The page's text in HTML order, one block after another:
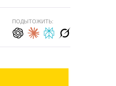
ПОДЫТОЖИТЬ: